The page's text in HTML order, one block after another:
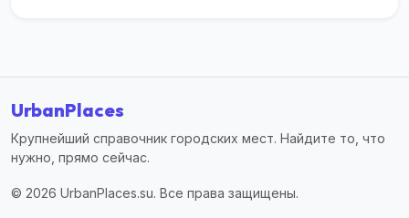
UrbanPlaces
Крупнейший справочник городских мест. Найдите то, что
нужно, прямо сейчас.
© 2026 UrbanPlaces.su. Все права защищены.